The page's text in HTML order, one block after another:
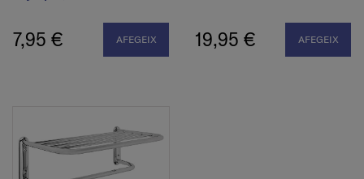
7,95 € AFEGEIX 19,95 € AFEGEIX